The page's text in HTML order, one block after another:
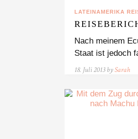
LATEINAMERIKA
Nach meinem
Staat ist jedoch
18. Juli 2013 bySarah